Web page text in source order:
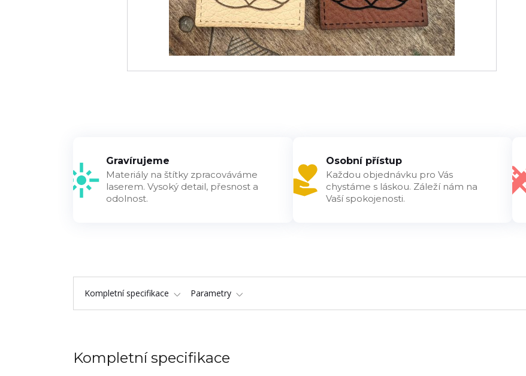
Gravírujeme
Materiály na štítky zpracováváme
laserem. Vysoký detail, přesnost a
odolnost.
Osobní přístup
Každou objednávku pro Vás
chystáme s láskou. Záleží nám na
Vaší spokojenosti.
Kompletní specifikace Parametry
Kompletní specifikace